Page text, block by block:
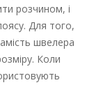
розчином, і
Для того,
швелера
Коли